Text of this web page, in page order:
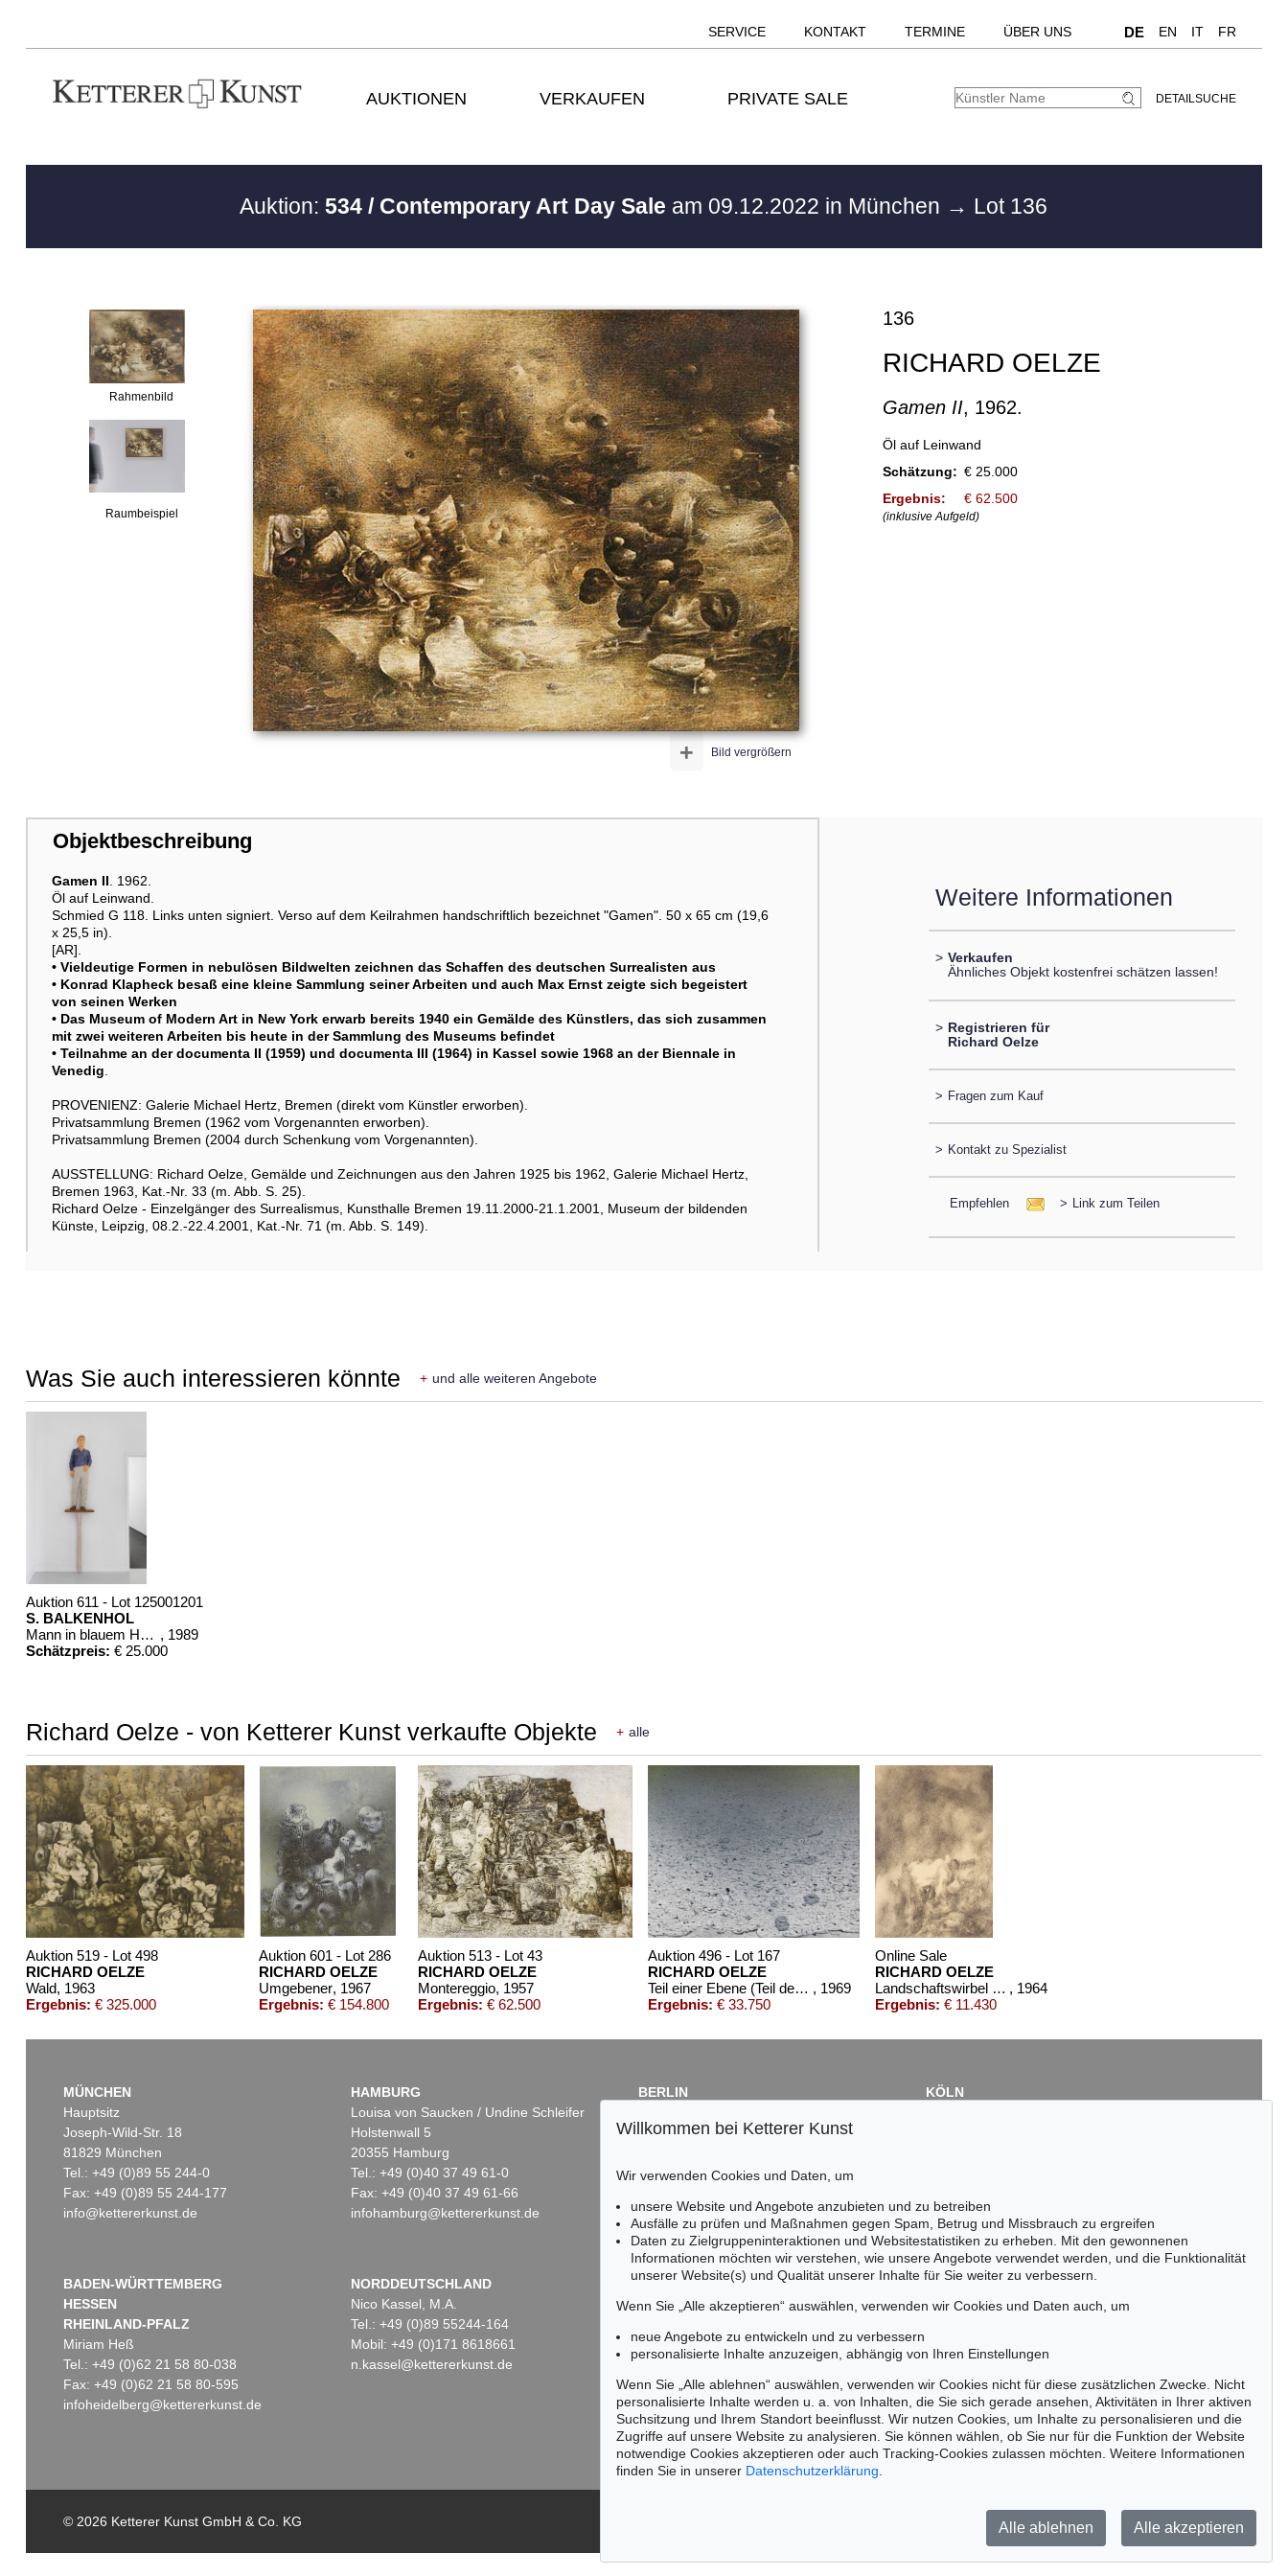
SERVICE KONTAKT TERMINE ÜBER UNS DE EN IT FR
AUKTIONEN VERKAUFEN PRIVATE SALE DETAILSUCHE
Auktion:534 / Contemporary Art Day Sale am 09.12.2022 in München → Lot 136
Rahmenbild
Raumbeispiel
Bild vergrößern
+
136
RICHARD OELZE
Gamen II, 1962.
Öl auf Leinwand
Schätzung: € 25.000
Ergebnis:
€ 62.500
(inklusive Aufgeld)
Objektbeschreibung
Gamen II. 1962.
Öl auf Leinwand.
Schmied G 118. Links unten signiert. Verso auf dem Keilrahmen handschriftlich bezeichnet "Gamen". 50 x 65 cm (19,6
x 25,5 in).
[AR].
• Vieldeutige Formen in nebulösen Bildwelten zeichnen das Schaffen des deutschen Surrealisten aus
• Konrad Klapheck besaß eine kleine Sammlung seiner Arbeiten und auch Max Ernst zeigte sich begeistert
von seinen Werken
• Das Museum of Modern Art in New York erwarb bereits 1940 ein Gemälde des Künstlers, das sich zusammen
mit zwei weiteren Arbeiten bis heute in der Sammlung des Museums befindet
• Teilnahme an der documenta II (1959) und documenta III (1964) in Kassel sowie 1968 an der Biennale in
Venedig.
PROVENIENZ: Galerie Michael Hertz, Bremen (direkt vom Künstler erworben).
Privatsammlung Bremen (1962 vom Vorgenannten erworben).
Privatsammlung Bremen (2004 durch Schenkung vom Vorgenannten).
AUSSTELLUNG: Richard Oelze, Gemälde und Zeichnungen aus den Jahren 1925 bis 1962, Galerie Michael Hertz,
Bremen 1963, Kat.-Nr. 33 (m. Abb. S. 25).
Richard Oelze - Einzelgänger des Surrealismus, Kunsthalle Bremen 19.11.2000-21.1.2001, Museum der bildenden
Künste, Leipzig, 08.2.-22.4.2001, Kat.-Nr. 71 (m. Abb. S. 149).
Weitere Informationen
> Verkaufen
Ähnliches Objekt kostenfrei schätzen lassen!
> Registrieren für
Richard Oelze
> Fragen zum Kauf
> Kontakt zu Spezialist
Empfehlen > Link zum Teilen
Was Sie auch interessieren könnte + und alle weiteren Angebote
Auktion 611 - Lot 125001201
S. BALKENHOL
Mann in blauem Hemd , 1989
Schätzpreis: € 25.000
Richard Oelze - von Ketterer Kunst verkaufte Objekte + alle
Auktion 519 - Lot 498
RICHARD OELZE
Wald, 1963
Ergebnis: € 325.000
Auktion 601 - Lot 286
RICHARD OELZE
Umgebener, 1967
Ergebnis: € 154.800
Auktion 513 - Lot 43
RICHARD OELZE
Montereggio, 1957
Ergebnis: € 62.500
Auktion 496 - Lot 167
RICHARD OELZE
Teil einer Ebene (Teil der großen Ebene) , 1969
Ergebnis: € 33.750
Online Sale
RICHARD OELZE
Landschaftswirbel (Profil-Serie) , 1964
Ergebnis: € 11.430
Online Sale
Auktion 395 - Lot 497.10
MÜNCHEN
Hauptsitz
Joseph-Wild-Str. 18
81829 München
Tel.: +49 (0)89 55 244-0
Fax: +49 (0)89 55 244-177
info@kettererkunst.de
HAMBURG
Louisa von Saucken / Undine Schleifer
Holstenwall 5
20355 Hamburg
Tel.: +49 (0)40 37 49 61-0
Fax: +49 (0)40 37 49 61-66
infohamburg@kettererkunst.de
BERLIN
Fasanenstr. 70
Tel.: +49 (0)30 88 67 53-63
infoberlin@kettererkunst.de
KÖLN
BADEN-WÜRTTEMBERG
HESSEN
RHEINLAND-PFALZ
Miriam Heß
Tel.: +49 (0)62 21 58 80-038
Fax: +49 (0)62 21 58 80-595
infoheidelberg@kettererkunst.de
NORDDEUTSCHLAND
Nico Kassel, M.A.
Tel.: +49 (0)89 55244-164
Mobil: +49 (0)171 8618661
n.kassel@kettererkunst.de
Keine Auktion mehr verpassen!
Wir informieren Sie rechtzeitig.
Jetzt zum Newsletter anmelden >
© 2026 Ketterer Kunst GmbH & Co. KG Datenschutz
Impressum
Barrierefreiheit
Willkommen bei Ketterer Kunst
Wir verwenden Cookies und Daten, um
unsere Website und Angebote anzubieten und zu betreiben
Ausfälle zu prüfen und Maßnahmen gegen Spam, Betrug und Missbrauch zu ergreifen
Daten zu Zielgruppeninteraktionen und Websitestatistiken zu erheben. Mit den gewonnenen
Informationen möchten wir verstehen, wie unsere Angebote verwendet werden, und die Funktionalität
unserer Website(s) und Qualität unserer Inhalte für Sie weiter zu verbessern.
Wenn Sie „Alle akzeptieren“ auswählen, verwenden wir Cookies und Daten auch, um
neue Angebote zu entwickeln und zu verbessern
personalisierte Inhalte anzuzeigen, abhängig von Ihren Einstellungen
Wenn Sie „Alle ablehnen“ auswählen, verwenden wir Cookies nicht für diese zusätzlichen Zwecke. Nicht
personalisierte Inhalte werden u. a. von Inhalten, die Sie sich gerade ansehen, Aktivitäten in Ihrer aktiven
Suchsitzung und Ihrem Standort beeinflusst. Wir nutzen Cookies, um Inhalte zu personalisieren und die
Zugriffe auf unsere Website zu analysieren. Sie können wählen, ob Sie nur für die Funktion der Website
notwendige Cookies akzeptieren oder auch Tracking-Cookies zulassen möchten. Weitere Informationen
finden Sie in unserer Datenschutzerklärung
Alle ablehnen Alle akzeptieren